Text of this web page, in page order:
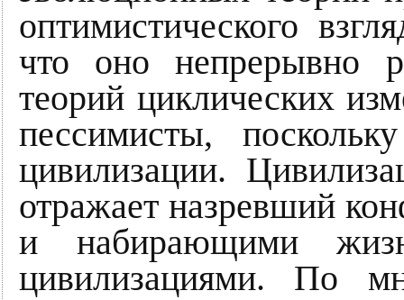
оптимистического
что оно непрерывно
теорий циклических
пессимисты,
цивилизации.
отражает назревший
и набирающими
цивилизациями. По